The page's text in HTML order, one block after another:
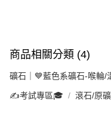
商品相關分類 (4)
礦石｜💙藍色系礦石-喉輪/
✍️考試專區🎓 滾石/原礦